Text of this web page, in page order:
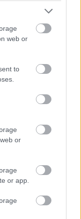
web or
to
or
or app.
lemaradással. Így